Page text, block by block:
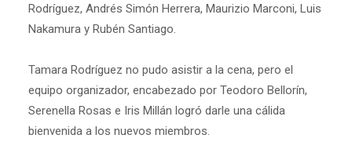
Rodríguez, Andrés Simón Herrera, Maurizio Marconi, Luis
Nakamura y Rubén Santiago.
Tamara Rodríguez no pudo asistir a la cena, pero el
equipo organizador, encabezado por Teodoro Bellorín,
Serenella Rosas e Iris Millán logró darle una cálida
bienvenida a los nuevos miembros.